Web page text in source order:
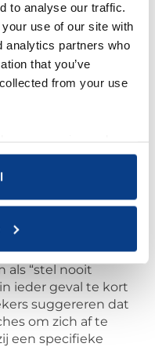
to analyse our traffic.
use of our site with
analytics partners who
that you’ve
from your use
dat er op gesloten
wordt
laten de
de grammaticale
in ruim 70% van
vraag van hun
de
zinvoller is
ervan. Datzelfde
van meer dan één
als “stel nooit
ieder geval te kort
suggereren dat
om zich af te
een specifieke